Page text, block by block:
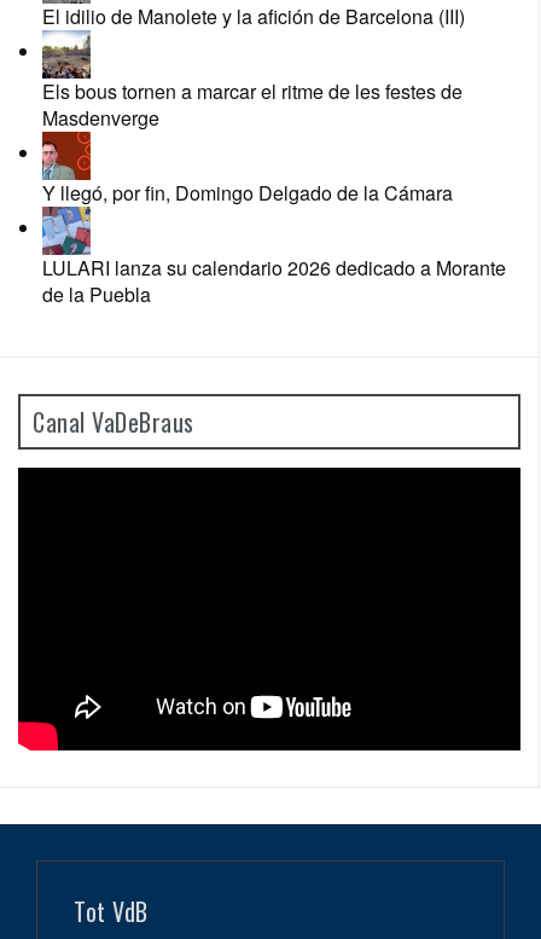
El idilio de Manolete y la afición de Barcelona (III)
Els bous tornen a marcar el ritme de les festes de
Masdenverge
Y llegó, por fin, Domingo Delgado de la Cámara
LULARI lanza su calendario 2026 dedicado a Morante
de la Puebla
Canal VaDeBraus
Tot VdB